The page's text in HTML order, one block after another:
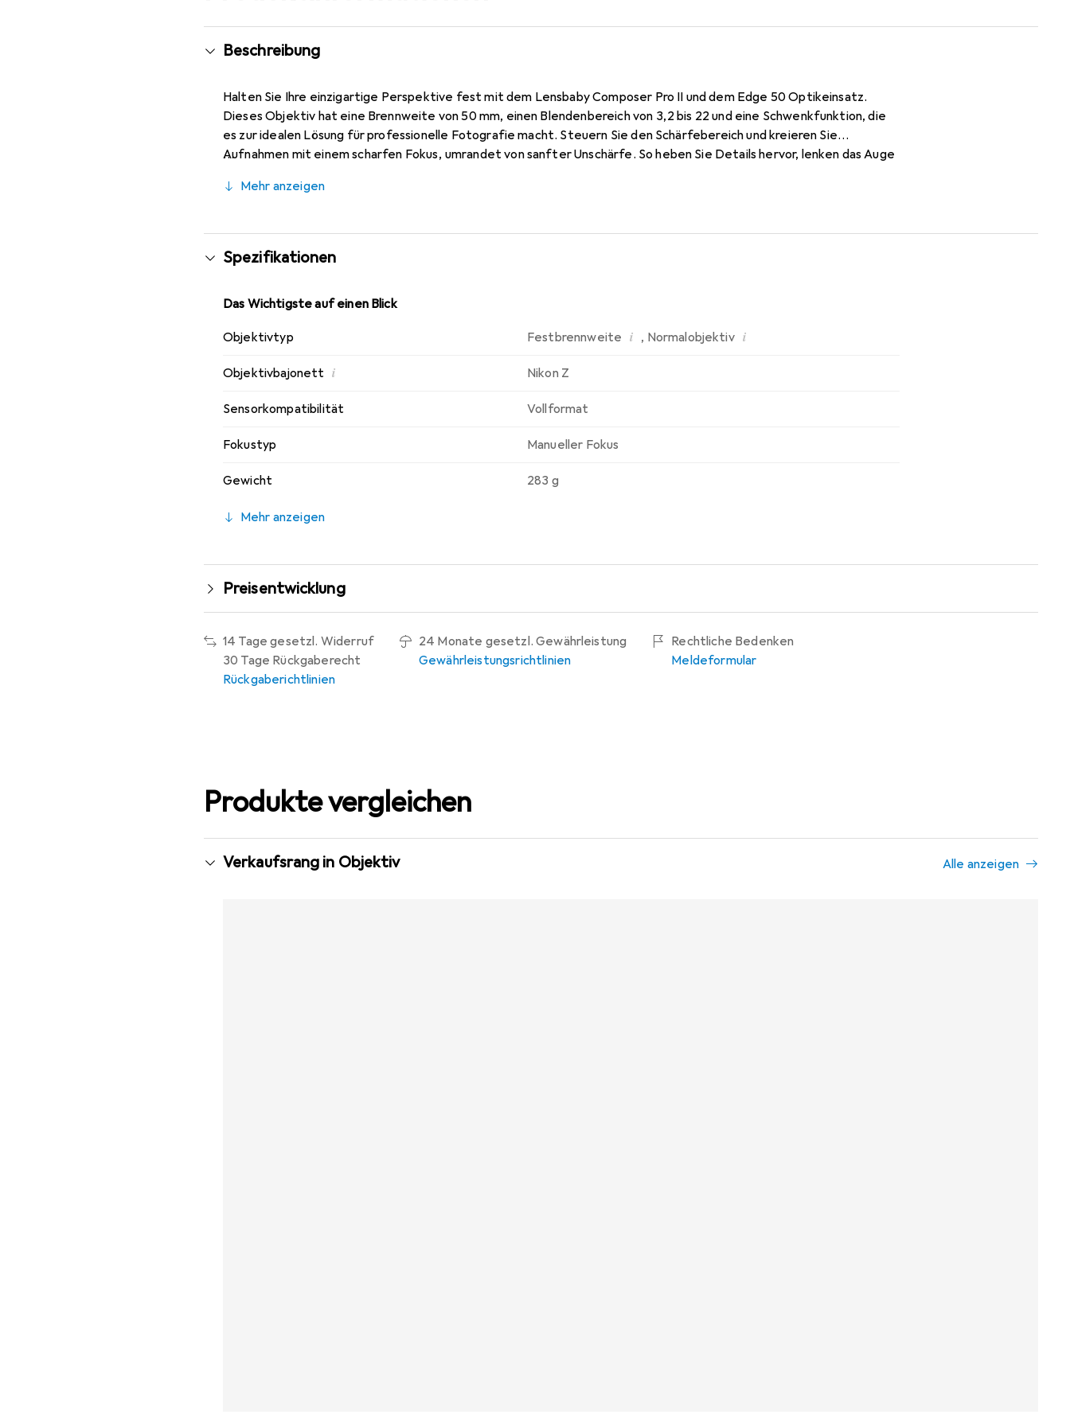
Beschreibung
Halten Sie Ihre einzigartige Perspektive fest mit dem Lensbaby Composer Pro II und dem Edge 50 Optikeinsatz.
Dieses Objektiv hat eine Brennweite von 50 mm, einen Blendenbereich von 3,2 bis 22 und eine Schwenkfunktion, die
es zur idealen Lösung für professionelle Fotografie macht. Steuern Sie den Schärfebereich und kreieren Sie
Aufnahmen mit einem scharfen Fokus, umrandet von sanfter Unschärfe. So heben Sie Details hervor, lenken das Auge
lebensverändernde fotografische Momente mit dem Lensbaby Optic Swap System und entdecken Sie zahllose
Naheinstellgrenze von nur etwa 20 cm.
Mehr anzeigen
Spezifikationen
Das Wichtigste auf einen Blick
Objektivtyp Festbrennweite i , Normalobjektiv i
Objektivbajonett i Nikon Z
Sensorkompatibilität Vollformat
Fokustyp Manueller Fokus
Gewicht 283 g
Mehr anzeigen
Preisentwicklung
14 Tage gesetzl. Widerruf
30 Tage Rückgaberecht
Rückgaberichtlinien
24 Monate gesetzl. Gewährleistung
Gewährleistungsrichtlinien
Rechtliche Bedenken
Meldeformular
Produkte vergleichen
Verkaufsrang in Objektiv Alle anzeigen